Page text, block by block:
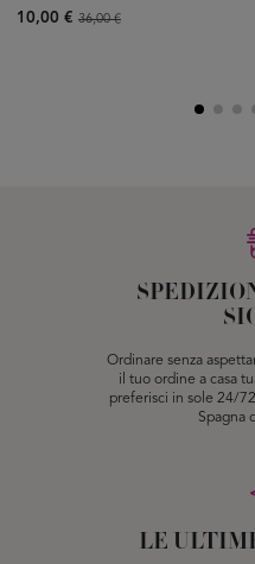
10,00 € 36,00 €
Ordinare senza
il tuo ordine a casa
preferisci in sole 24/
Spagna
LE